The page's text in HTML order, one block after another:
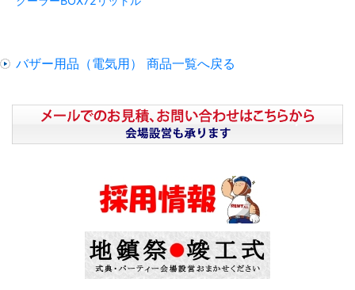
バザー用品（電気用） 商品一覧へ戻る